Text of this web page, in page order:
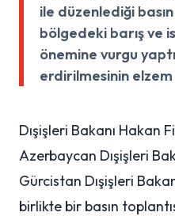
ile düzenlediği
bölgedeki barış ve
önemine vurgu
erdirilmesinin
Dışişleri Bakanı Hakan
Azerbaycan Dışişleri
Gürcistan Dışişleri
birlikte bir basın